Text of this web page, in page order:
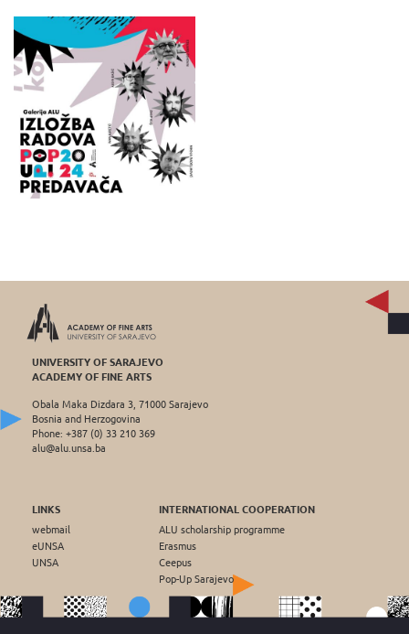
UNIVERSITY OF SARAJEVO
ACADEMY OF FINE ARTS
Obala Maka Dizdara 3, 71000 Sarajevo
Bosnia and Herzogovina
Phone: +387 (0) 33 210 369
alu@alu.unsa.ba
LINKS
webmail
eUNSA
UNSA
INTERNATIONAL COOPERATION
ALU scholarship programme
Erasmus
Ceepus
Pop-Up Sarajevo